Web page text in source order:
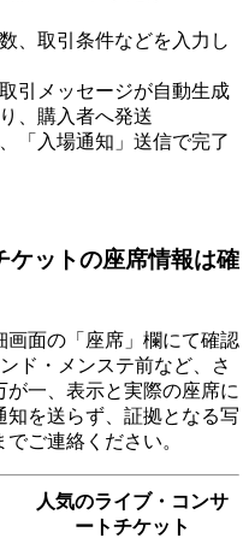
、取引条件などを入力し
引メッセージが自動生成
、購入者へ発送
「入場通知」送信で完了
ットの座席情報は確
画面の「座席」欄にて確認
ド・メンステ前など、さ
が一、表示と実際の座席に
を送らず、証拠となる写
ご連絡ください。
人気のライブ・コンサ
ートチケット